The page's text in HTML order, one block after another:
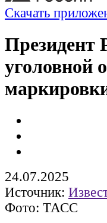
Скачать
Президент
уголовной
24.07.2025
Источник:
Фото: ТАСС